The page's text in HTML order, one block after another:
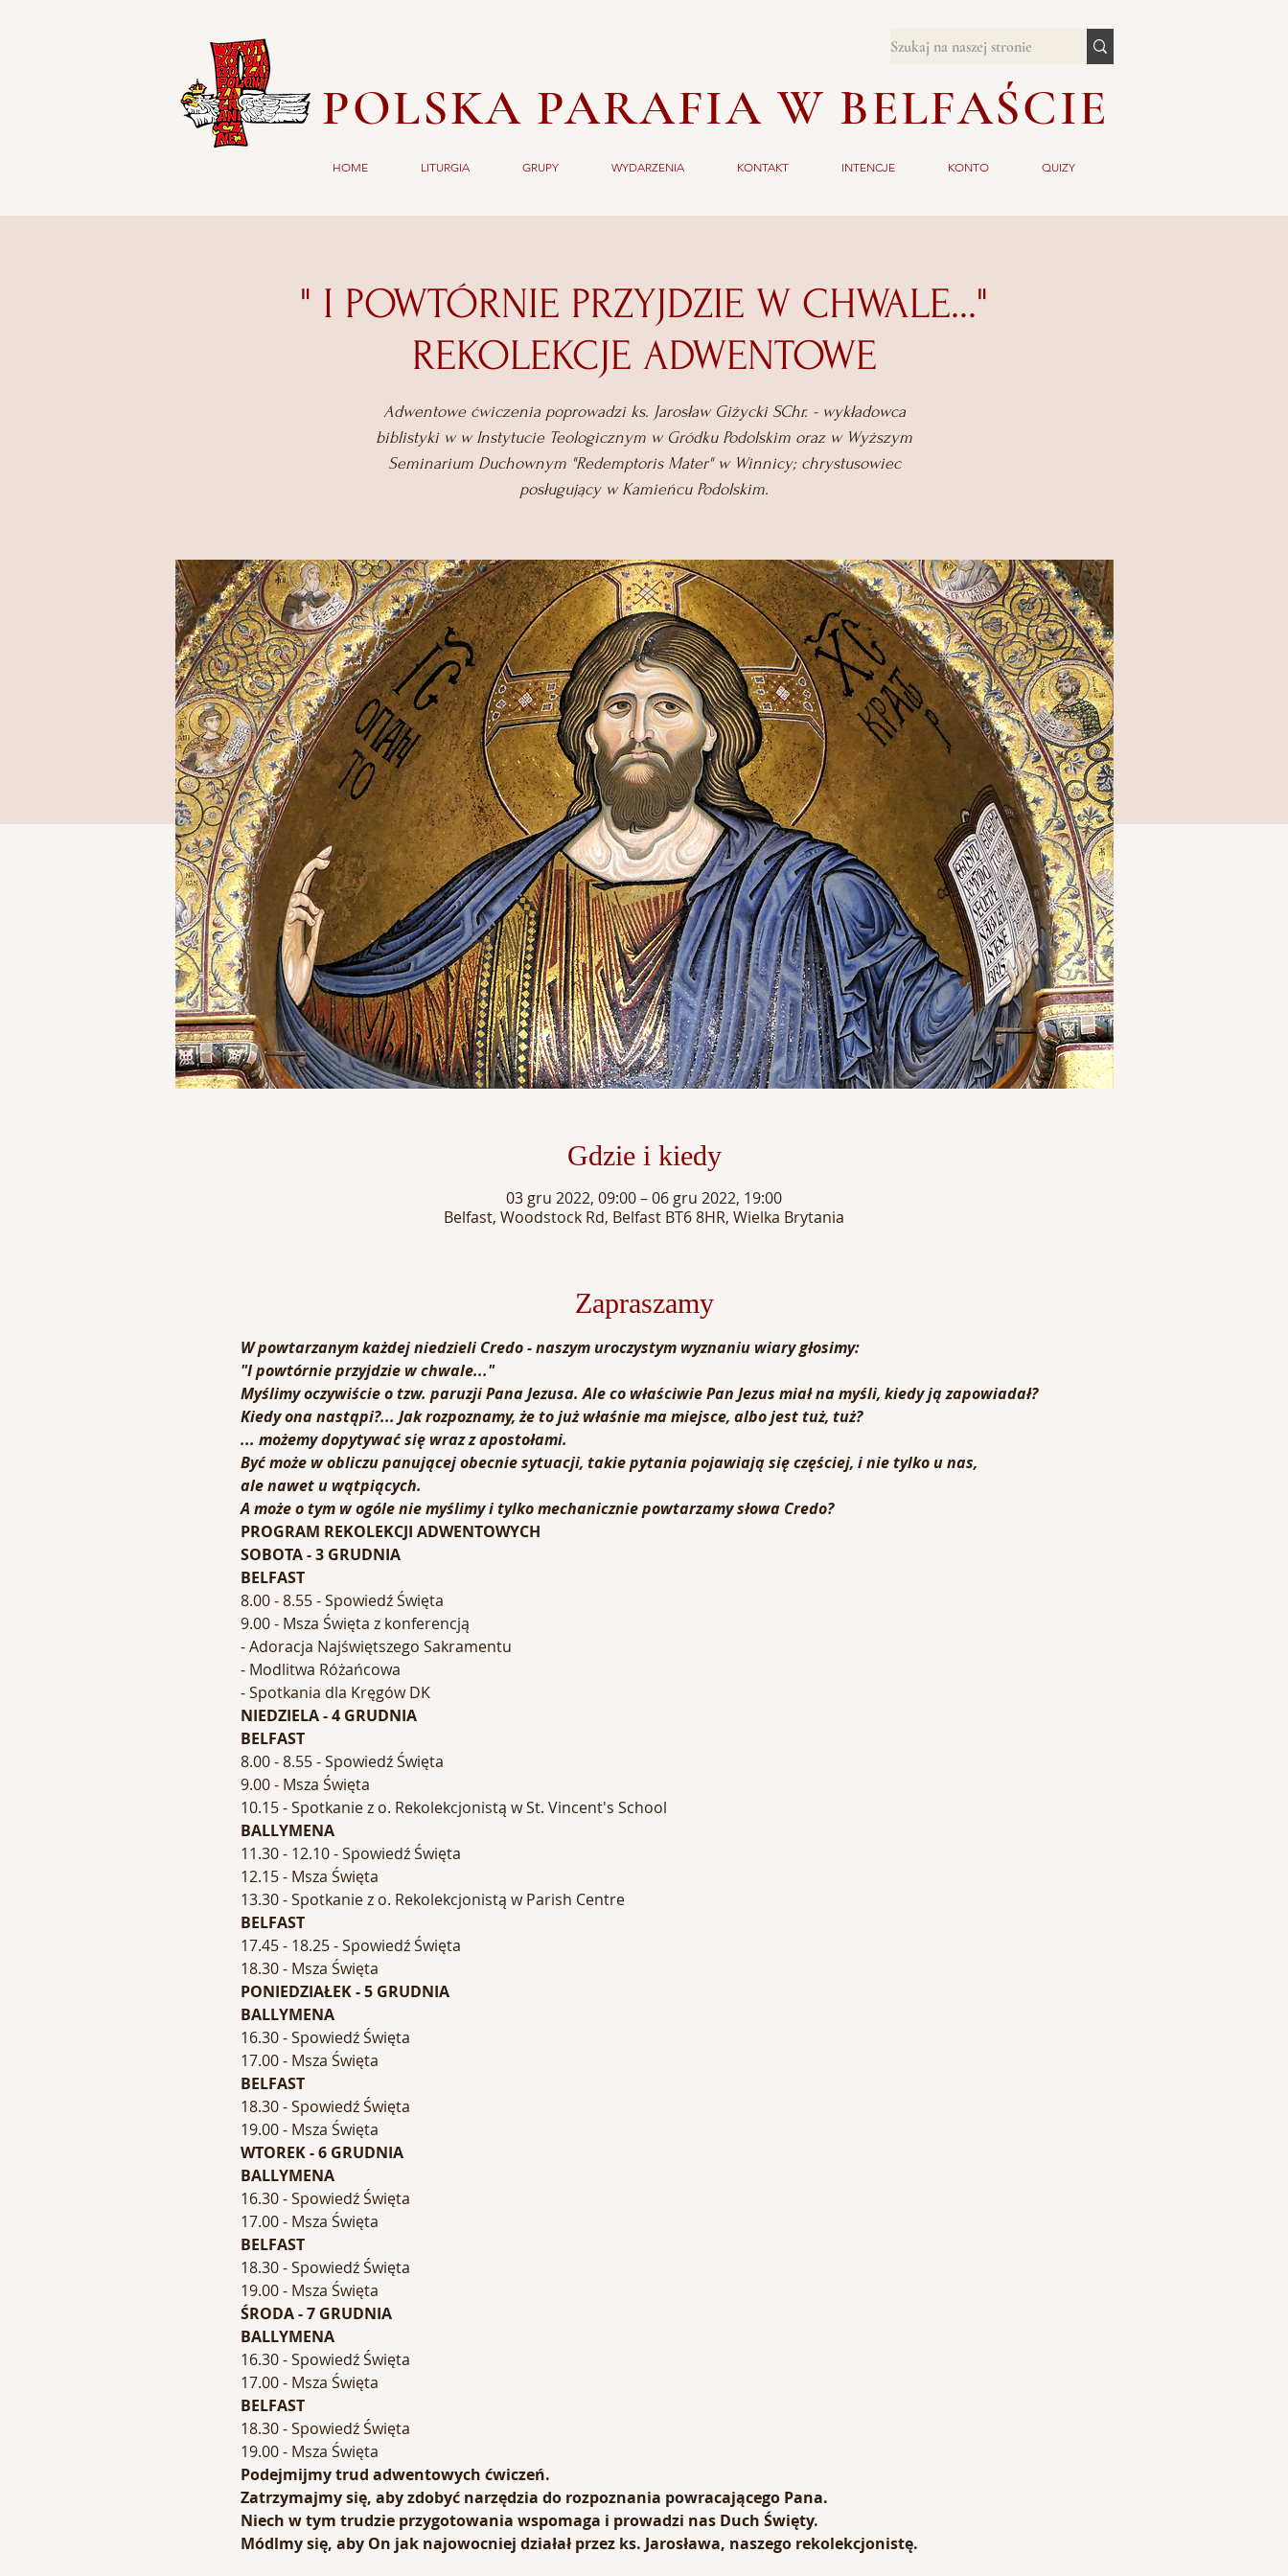
POLSKA PARAFIA W BELFAŚCIE
HOME LITURGIA GRUPY WYDARZENIA KONTAKT INTENCJE KONTO QUIZY
" I POWTÓRNIE PRZYJDZIE W CHWALE..."
REKOLEKCJE ADWENTOWE
Adwentowe ćwiczenia poprowadzi ks. Jarosław Giżycki SChr. - wykładowca
biblistyki w w Instytucie Teologicznym w Gródku Podolskim oraz w Wyższym
Seminarium Duchownym "Redemptoris Mater" w Winnicy; chrystusowiec
posługujący w Kamieńcu Podolskim.
Gdzie i kiedy
03 gru 2022, 09:00 – 06 gru 2022, 19:00
Belfast, Woodstock Rd, Belfast BT6 8HR, Wielka Brytania
Zapraszamy
W powtarzanym każdej niedzieli Credo - naszym uroczystym wyznaniu wiary głosimy:
"I powtórnie przyjdzie w chwale..."
Myślimy oczywiście o tzw. paruzji Pana Jezusa. Ale co właściwie Pan Jezus miał na myśli, kiedy ją zapowiadał?
Kiedy ona nastąpi?... Jak rozpoznamy, że to już właśnie ma miejsce, albo jest tuż, tuż?
... możemy dopytywać się wraz z apostołami.
Być może w obliczu panującej obecnie sytuacji, takie pytania pojawiają się częściej, i nie tylko u nas,
ale nawet u wątpiących.
A może o tym w ogóle nie myślimy i tylko mechanicznie powtarzamy słowa Credo?
PROGRAM REKOLEKCJI ADWENTOWYCH
SOBOTA - 3 GRUDNIA
BELFAST
8.00 - 8.55 - Spowiedź Święta
9.00 - Msza Święta z konferencją
- Adoracja Najświętszego Sakramentu
- Modlitwa Różańcowa
- Spotkania dla Kręgów DK
NIEDZIELA - 4 GRUDNIA
BELFAST
8.00 - 8.55 - Spowiedź Święta
9.00 - Msza Święta
10.15 - Spotkanie z o. Rekolekcjonistą w St. Vincent's School
BALLYMENA
11.30 - 12.10 - Spowiedź Święta
12.15 - Msza Święta
13.30 - Spotkanie z o. Rekolekcjonistą w Parish Centre
BELFAST
17.45 - 18.25 - Spowiedź Święta
18.30 - Msza Święta
PONIEDZIAŁEK - 5 GRUDNIA
BALLYMENA
16.30 - Spowiedź Święta
17.00 - Msza Święta
BELFAST
18.30 - Spowiedź Święta
19.00 - Msza Święta
WTOREK - 6 GRUDNIA
BALLYMENA
16.30 - Spowiedź Święta
17.00 - Msza Święta
BELFAST
18.30 - Spowiedź Święta
19.00 - Msza Święta
ŚRODA - 7 GRUDNIA
BALLYMENA
16.30 - Spowiedź Święta
17.00 - Msza Święta
BELFAST
18.30 - Spowiedź Święta
19.00 - Msza Święta
Podejmijmy trud adwentowych ćwiczeń.
Zatrzymajmy się, aby zdobyć narzędzia do rozpoznania powracającego Pana.
Niech w tym trudzie przygotowania wspomaga i prowadzi nas Duch Święty.
Módlmy się, aby On jak najowocniej działał przez ks. Jarosława, naszego rekolekcjonistę.